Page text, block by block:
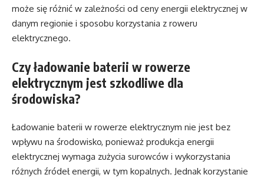
może się różnić w zależności od ceny energii elektrycznej w
danym regionie i sposobu korzystania z roweru
elektrycznego.
Czy ładowanie baterii w rowerze
elektrycznym jest szkodliwe dla
środowiska?
Ładowanie baterii w rowerze elektrycznym nie jest bez
wpływu na środowisko, ponieważ produkcja energii
elektrycznej wymaga zużycia surowców i wykorzystania
różnych źródeł energii, w tym kopalnych. Jednak korzystanie